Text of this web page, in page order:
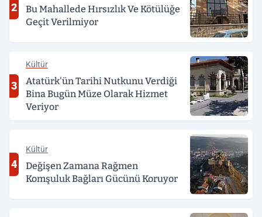
2
Bu Mahallede Hırsızlık Ve Kötülüğe
Geçit Verilmiyor
3
Kültür
Atatürk'ün Tarihi Nutkunu Verdiği
Bina Bugün Müze Olarak Hizmet
Veriyor
4
Kültür
Değişen Zamana Rağmen
Komşuluk Bağları Gücünü Koruyor